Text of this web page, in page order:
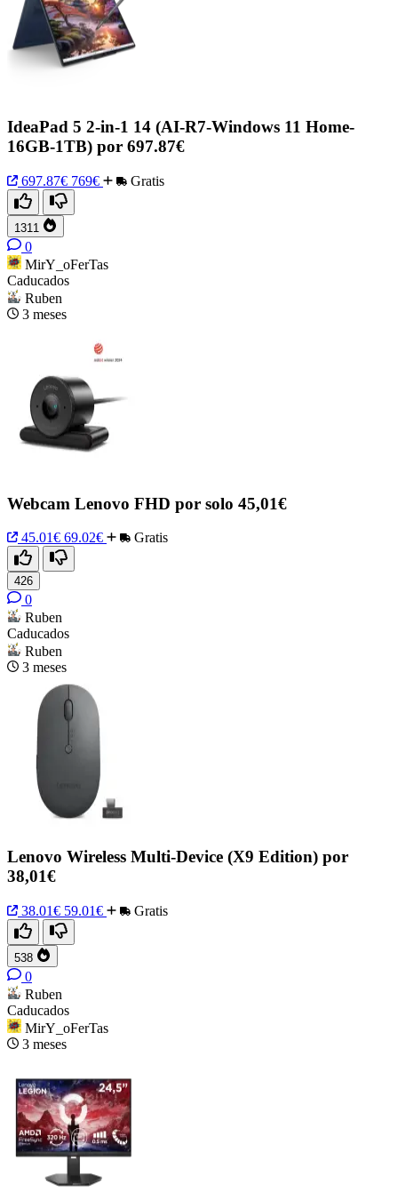
IdeaPad 5 2-in-1 14 (AI-R7-Windows 11 Home-
16GB-1TB) por 697.87€
697.87€ 769€ Gratis
1311
0
MirY_oFerTas
Caducados
Ruben
3 meses
Webcam Lenovo FHD por solo 45,01€
45.01€ 69.02€ Gratis
426
0
Ruben
Caducados
Ruben
3 meses
Lenovo Wireless Multi-Device (X9 Edition) por
38,01€
38.01€ 59.01€ Gratis
538
0
Ruben
Caducados
MirY_oFerTas
3 meses